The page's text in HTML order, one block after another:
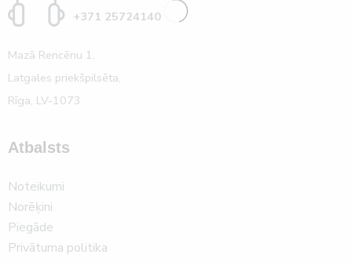
+371 25724140
Mazā Rencēnu 1,
Latgales priekšpilsēta,
Rīga, LV-1073
Atbalsts
Noteikumi
Norēķini
Piegāde
Privātuma politika